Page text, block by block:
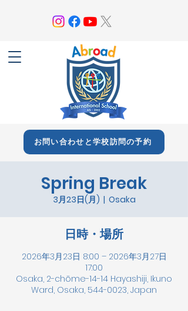
お問い合わせと学校訪問の予約
Spring Break
3月23日(月)
  |
Osaka
日時・場所
2026年3月23日 8:00 – 2026年3月27日
17:00
Osaka, 2-chōme-14-14 Hayashiji, Ikuno
Ward, Osaka, 544-0023, Japan